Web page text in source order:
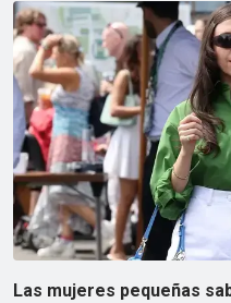
Las mujeres pequeñas